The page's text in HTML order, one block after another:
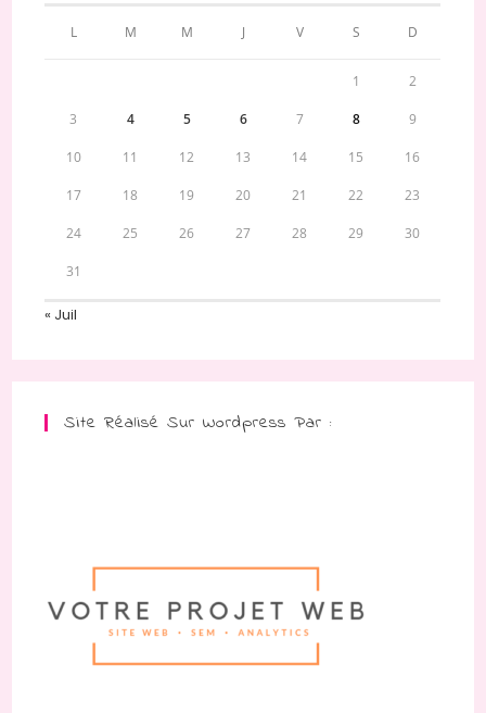
L M M J V S D
1 2
3 4 5 6 7 8 9
10 11 12 13 14 15 16
17 18 19 20 21 22 23
24 25 26 27 28 29 30
31
« Juil
Site Réalisé Sur Wordpress Par :